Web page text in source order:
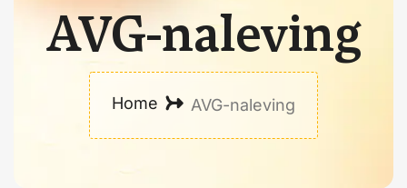
AVG-naleving
Home AVG-naleving